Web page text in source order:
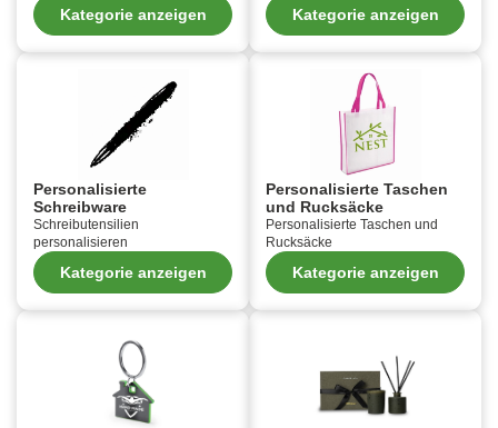
Kategorie anzeigen Kategorie anzeigen
Personalisierte
Schreibware
Schreibutensilien
personalisieren
Kategorie anzeigen
Personalisierte Taschen
und Rucksäcke
Personalisierte Taschen und
Rucksäcke
Kategorie anzeigen